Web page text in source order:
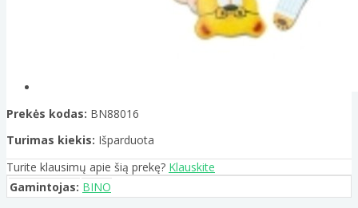
Prekės kodas: BN88016
Turimas kiekis: Išparduota
Turite klausimų apie šią prekę? Klauskite
Gamintojas: BINO